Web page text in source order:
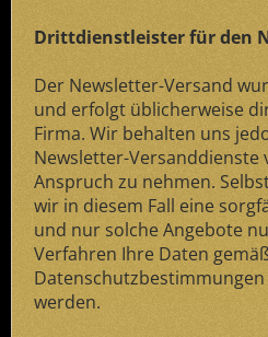
Drittdienstleister für den
Der Newsletter-Versand
und erfolgt üblicherweise
Firma. Wir behalten uns
Newsletter-
Anspruch zu nehmen.
wir in diesem Fall eine
und nur solche Angebote
Verfahren Ihre Daten
werden.